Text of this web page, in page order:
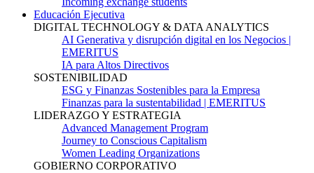
Educación Ejecutiva
DIGITAL TECHNOLOGY & DATA ANALYTICS
AI Generativa y disrupción digital en los Negocios |
EMERITUS
IA para Altos Directivos
SOSTENIBILIDAD
ESG y Finanzas Sostenibles para la Empresa
Finanzas para la sustentabilidad | EMERITUS
LIDERAZGO Y ESTRATEGIA
Advanced Management Program
Journey to Conscious Capitalism
Women Leading Organizations
GOBIERNO CORPORATIVO